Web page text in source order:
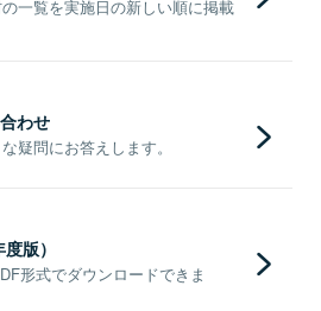
一覧を実施日の新しい順に掲載
わせ
疑問にお答えします。
版）
形式でダウンロードできま